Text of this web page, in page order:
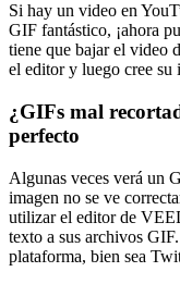
Si hay un video en
GIF fantástico, ¡ahora
tiene que bajar el video
el editor y luego cree su
¿GIFs mal
perfecto
Algunas veces verá un
imagen no se ve
utilizar el editor de
texto a sus archivos
plataforma, bien sea